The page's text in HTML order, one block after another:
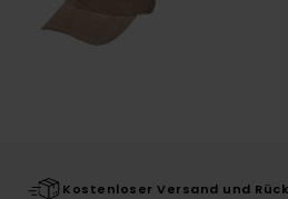
Kostenloser Versand und